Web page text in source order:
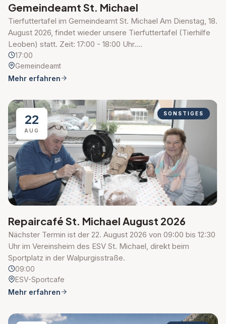
Gemeindeamt St. Michael
Tierfuttertafel im Gemeindeamt St. Michael Am Dienstag, 18.
August 2026, findet wieder unsere Tierfuttertafel (Tierhilfe
Leoben) statt. Zeit: 17:00 - 18:00 Uhr.…
17:00
Gemeindeamt
Mehr erfahren
22
AUG
SONSTIGES
Repaircafé St. Michael August 2026
Nächster Termin ist der 22. August 2026 von 09:00 bis 12:30
Uhr im Vereinsheim des ESV St. Michael, direkt beim
Sportplatz in der Walpurgisstraße.
09:00
ESV-Sportcafe
Mehr erfahren